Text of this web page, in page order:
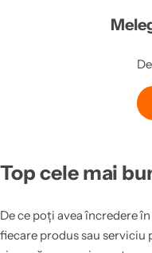
Top cele mai
De ce poți avea încredere în
fiecare produs sau serviciu